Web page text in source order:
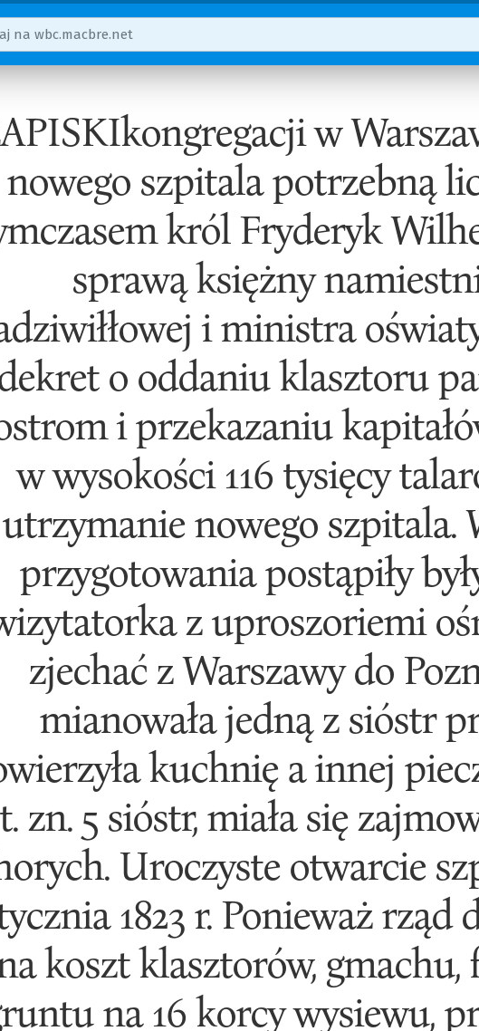
w
nowego szpitala potrzebną
król Fryderyk
sprawą księżny
i ministra
o oddaniu klasztoru
i przekazaniu
w wysokości 116 tysięcy
utrzymanie nowego szpitala.
przygotowania postąpiły
z uproszoriemi
zjechać z Warszawy do
mianowała jedną z sióstr
kuchnię a innej
t. zn. 5 sióstr, miała się
Uroczyste otwarcie
1823 r. Ponieważ rząd
koszt klasztorów,
na 16 korcy wysiewu,